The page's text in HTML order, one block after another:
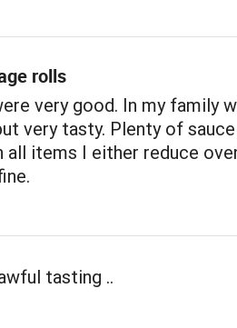
rolls
very good. In my family
very tasty. Plenty of
all items I either reduce
tasting ..